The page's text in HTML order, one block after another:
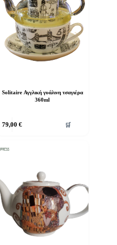
Solitaire Αγγλική γυάλινη τσαγιέρα
360ml
79,00 € 🛒